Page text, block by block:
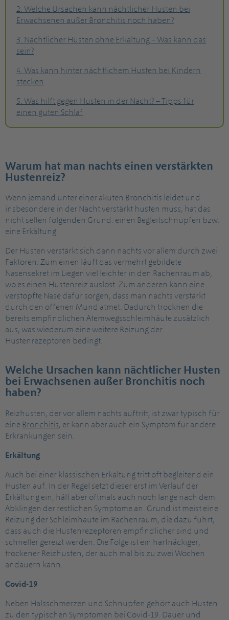
2. Welche Ursachen kann nächtlicher Husten bei
Erwachsenen außer Bronchitis noch haben?
3. Nächtlicher Husten ohne Erkältung – Was kann das
sein?
4. Was kann hinter nächtlichem Husten bei Kindern
stecken
5. Was hilft gegen Husten in der Nacht? – Tipps für
einen guten Schlaf
Warum hat man nachts einen verstärkten
Hustenreiz?
Wenn jemand unter einer akuten Bronchitis leidet und
insbesondere in der Nacht verstärkt husten muss, hat das
nicht selten folgenden Grund: einen Begleitschnupfen bzw.
eine Erkältung.
Der Husten verstärkt sich dann nachts vor allem durch zwei
Faktoren: Zum einen läuft das vermehrt gebildete
Nasensekret im Liegen viel leichter in den Rachenraum ab,
wo es einen Hustenreiz auslöst. Zum anderen kann eine
verstopfte Nase dafür sorgen, dass man nachts verstärkt
durch den offenen Mund atmet. Dadurch trocknen die
bereits empfindlichen Atemwegsschleimhäute zusätzlich
aus, was wiederum eine weitere Reizung der
Hustenrezeptoren bedingt.
Welche Ursachen kann nächtlicher Husten
bei Erwachsenen außer Bronchitis noch
haben?
Reizhusten, der vor allem nachts auftritt, ist zwar typisch für
eine Bronchitis, er kann aber auch ein Symptom für andere
Erkrankungen sein.
Erkältung
Auch bei einer klassischen Erkältung tritt oft begleitend ein
Husten auf. In der Regel setzt dieser erst im Verlauf der
Erkältung ein, hält aber oftmals auch noch lange nach dem
Abklingen der restlichen Symptome an. Grund ist meist eine
Reizung der Schleimhäute im Rachenraum, die dazu führt,
dass auch die Hustenrezeptoren empfindlicher sind und
schneller gereizt werden. Die Folge ist ein hartnäckiger,
trockener Reizhusten, der auch mal bis zu zwei Wochen
andauern kann.
Covid-19
Neben Halsschmerzen und Schnupfen gehört auch Husten
zu den typischen Symptomen bei Covid-19. Dauer und